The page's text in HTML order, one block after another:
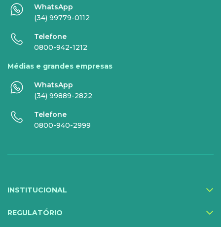
Super Wi-Fi
Internet Essence
SERVIÇOS
DIGITAIS
Compartilhe Energia
Exa Segurança
MediQuo Empresas
WhatsApp
(34) 99779-0112
Telefone
0800-942-1212
Médias e grandes empresas
WhatsApp
(34) 99889-2822
Telefone
0800-940-2999
INSTITUCIONAL
REGULATÓRIO